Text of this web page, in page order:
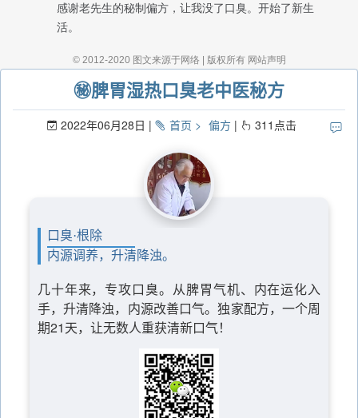
㊙️脾胃湿热口臭老中医秘方
2022年06月28日 首页 偏方 311 点击
口臭·根除
内源调养，升清降浊。
几十年来，专攻口臭。从脾胃气机、内在运化入
手，升清降浊，内源改善口气。独家配方，一个周
期21天，让无数人重获清新口气！